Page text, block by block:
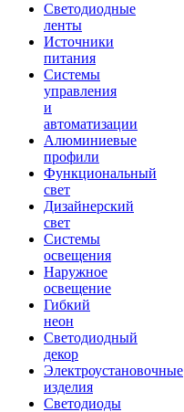
Светодиодные
ленты
Источники
питания
Системы
управления
и
автоматизации
Алюминиевые
профили
Функциональный
свет
Дизайнерский
свет
Системы
освещения
Наружное
освещение
Гибкий
неон
Светодиодный
декор
Электроустановочные
изделия
Светодиоды